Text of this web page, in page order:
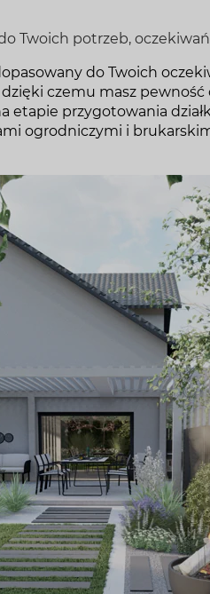
Twoich potrzeb,
do Twoich
czemu masz
etapie przygotowania
ogrodniczymi i